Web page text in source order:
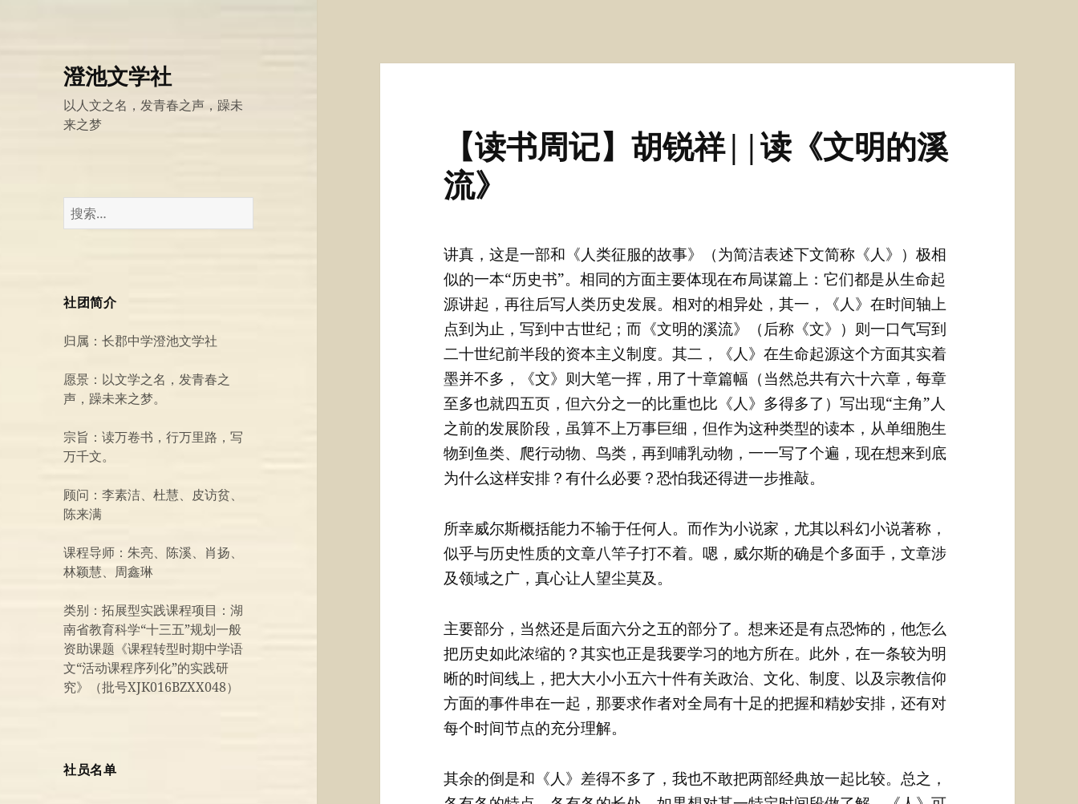
澄池文学社
以人文之名，发青春之声，躁未
来之梦
搜
索：
社团简介
归属：长郡中学澄池文学社
愿景：以文学之名，发青春之
声，躁未来之梦。
宗旨：读万卷书，行万里路，写
万千文。
顾问：李素洁、杜慧、皮访贫、
陈来满
课程导师：朱亮、陈溪、肖扬、
林颖慧、周鑫琳
类别：拓展型实践课程项目：湖
南省教育科学“十三五”规划一般
资助课题《课程转型时期中学语
文“活动课程序列化”的实践研
究》（批号XJK016BZXX048）
社员名单
【读书周记】胡锐祥||读《文明的溪
流》
讲真，这是一部和《人类征服的故事》（为简洁表述下文简称《人》）极相
似的一本“历史书”。相同的方面主要体现在布局谋篇上：它们都是从生命起
源讲起，再往后写人类历史发展。相对的相异处，其一，《人》在时间轴上
点到为止，写到中古世纪；而《文明的溪流》（后称《文》）则一口气写到
二十世纪前半段的资本主义制度。其二，《人》在生命起源这个方面其实着
墨并不多，《文》则大笔一挥，用了十章篇幅（当然总共有六十六章，每章
至多也就四五页，但六分之一的比重也比《人》多得多了）写出现“主角”人
之前的发展阶段，虽算不上万事巨细，但作为这种类型的读本，从单细胞生
物到鱼类、爬行动物、鸟类，再到哺乳动物，一一写了个遍，现在想来到底
为什么这样安排？有什么必要？恐怕我还得进一步推敲。
所幸威尔斯概括能力不输于任何人。而作为小说家，尤其以科幻小说著称，
似乎与历史性质的文章八竿子打不着。嗯，威尔斯的确是个多面手，文章涉
及领域之广，真心让人望尘莫及。
主要部分，当然还是后面六分之五的部分了。想来还是有点恐怖的，他怎么
把历史如此浓缩的？其实也正是我要学习的地方所在。此外，在一条较为明
晰的时间线上，把大大小小五六十件有关政治、文化、制度、以及宗教信仰
方面的事件串在一起，那要求作者对全局有十足的把握和精妙安排，还有对
每个时间节点的充分理解。
其余的倒是和《人》差得不多了，我也不敢把两部经典放一起比较。总之，